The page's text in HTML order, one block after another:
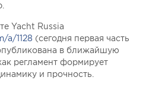
Yacht Russia
a/1128 (сегодня первая часть
в ближайшую
регламент формирует
и прочность.